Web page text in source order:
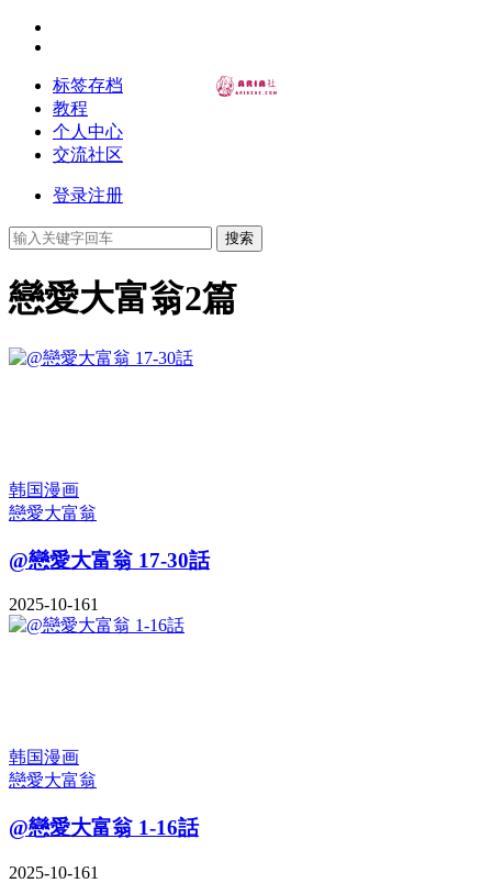
标签存档
教程
个人中心
交流社区
登录注册
搜索
戀愛大富翁2篇
韩国漫画
戀愛大富翁
@戀愛大富翁 17-30話
2025-10-161
韩国漫画
戀愛大富翁
@戀愛大富翁 1-16話
2025-10-161